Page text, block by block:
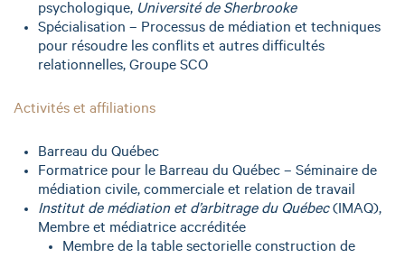
psychologique, Université de Sherbrooke
Spécialisation – Processus de médiation et techniques
pour résoudre les conflits et autres difficultés
relationnelles, Groupe SCO
Activités et affiliations
Barreau du Québec
Formatrice pour le Barreau du Québec – Séminaire de
médiation civile, commerciale et relation de travail
Institut de médiation et d’arbitrage du Québec(IMAQ),
Membre et médiatrice accréditée
Membre de la table sectorielle construction de